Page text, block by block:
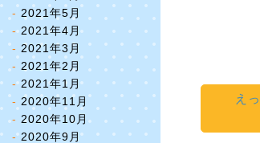
えっ
2021年5月
2021年4月
2021年3月
2021年2月
2021年1月
2020年11月
2020年10月
2020年9月